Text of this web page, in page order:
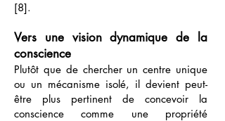
[8].
Vers une vision dynamique de la
conscience
Plutôt que de chercher un centre unique
ou un mécanisme isolé, il devient peut-
être plus pertinent de concevoir la
conscience comme une propriété